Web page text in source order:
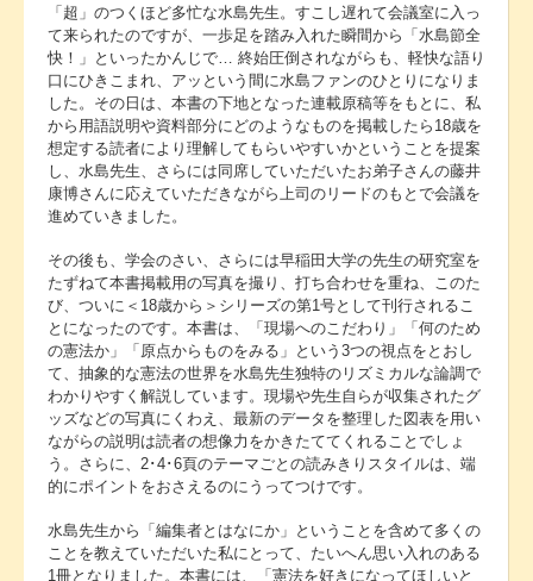
「超」のつくほど多忙な水島先生。すこし遅れて会議室に入っ
て来られたのですが、一歩足を踏み入れた瞬間から「水島節全
快！」といったかんじで… 終始圧倒されながらも、軽快な語り
口にひきこまれ、アッという間に水島ファンのひとりになりま
した。その日は、本書の下地となった連載原稿等をもとに、私
から用語説明や資料部分にどのようなものを掲載したら18歳を
想定する読者により理解してもらいやすいかということを提案
し、水島先生、さらには同席していただいたお弟子さんの藤井
康博さんに応えていただきながら上司のリードのもとで会議を
進めていきました。
その後も、学会のさい、さらには早稲田大学の先生の研究室を
たずねて本書掲載用の写真を撮り、打ち合わせを重ね、このた
び、ついに＜18歳から＞シリーズの第1号として刊行されるこ
とになったのです。本書は、「現場へのこだわり」「何のため
の憲法か」「原点からものをみる」という3つの視点をとおし
て、抽象的な憲法の世界を水島先生独特のリズミカルな論調で
わかりやすく解説しています。現場や先生自らが収集されたグ
ッズなどの写真にくわえ、最新のデータを整理した図表を用い
ながらの説明は読者の想像力をかきたててくれることでしょ
う。さらに、2･4･6頁のテーマごとの読みきりスタイルは、端
的にポイントをおさえるのにうってつけです。
水島先生から「編集者とはなにか」ということを含めて多くの
ことを教えていただいた私にとって、たいへん思い入れのある
1冊となりました。本書には、「憲法を好きになってほしいと